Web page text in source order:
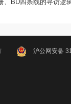
、BD四条线的寻访逻
沪公网安备